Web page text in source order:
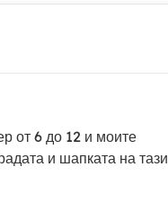
от 6 до 12 и моите
и шапката на тази